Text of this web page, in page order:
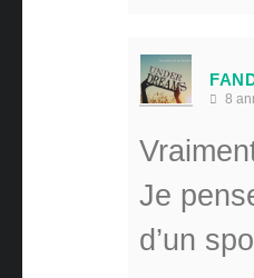
8
Je
d’un